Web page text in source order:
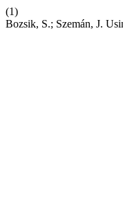
(1)
Bozsik, S.; Szemán, J.